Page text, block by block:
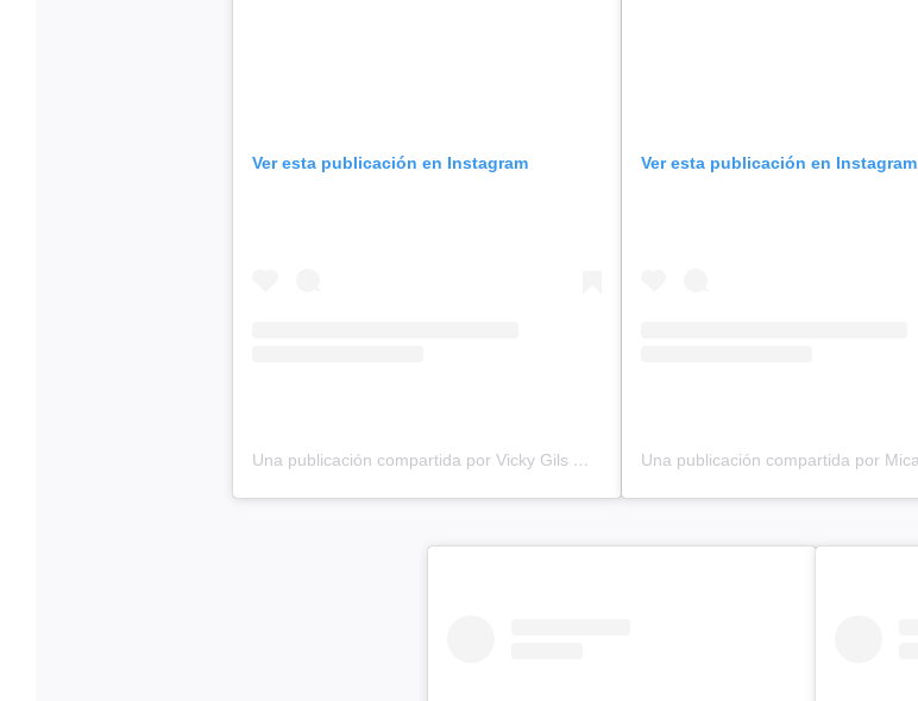
Ver esta publicación en Instagram
Una publicación compartida por Vicky Gils (@mammaminas)
Ver esta publicación en Instagram